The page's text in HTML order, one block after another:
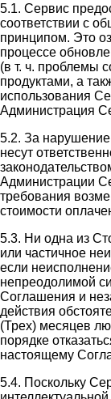
5.1. Сервис
соответствии с
принципом. Это
процессе
(в т. ч. проблемы
продуктами, а
использования
Администрация
5.2. За
несут
Администрации
требования
стоимости
5.3. Ни одна из
или частичное
если
непреодолимой
Соглашения и
действия
(Трех) месяцев
порядке
настоящему
5.4. Поскольку